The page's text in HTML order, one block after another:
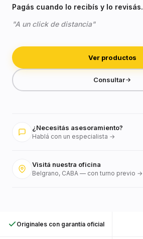
Pagás cuando lo recibís y lo revisás.
"A un click de distancia"
Ver productos
Consultar
¿Necesitás asesoramiento?
Hablá con un especialista →
Visitá nuestra oficina
Belgrano, CABA — con turno previo →
Originales con garantía oficial